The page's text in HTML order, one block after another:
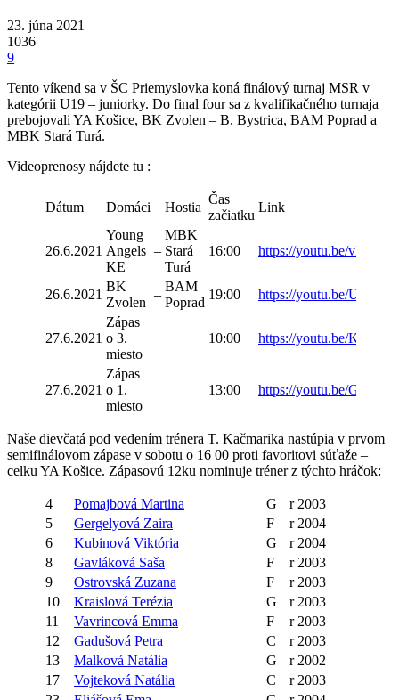
23. júna 2021
1036
9
Tento víkend sa v ŠC Priemyslovka koná finálový turnaj MSR v
kategórii U19 – juniorky. Do final four sa z kvalifikačného turnaja
prebojovali YA Košice, BK Zvolen – B. Bystrica, BAM Poprad a
MBK Stará Turá.
Videoprenosy nájdete tu :
Dátum Domáci Hostia
Čas
začiatku
Link
26.6.2021
Young
Angels
KE
–
MBK
Stará
Turá
16:00 https://youtu.be/
26.6.2021
BK
Zvolen
–
BAM
Poprad
19:00 https://youtu.be/UFyIc-
27.6.2021
Zápas
o 3.
miesto
10:00 https://youtu.be/
27.6.2021
Zápas
o 1.
miesto
13:00 https://youtu.be/
Naše dievčatá pod vedením trénera T. Kačmarika nastúpia v prvom
semifinálovom zápase v sobotu o 16 00 proti favoritovi súťaže –
celku YA Košice. Zápasovú 12ku nominuje tréner z týchto hráčok:
4 Pomajbová Martina G
r 2003
5
Gergelyová Zaira F
r 2004
6
Kubinová Viktória G
r 2004
8
Gavláková Saša F
r 2003
9
Ostrovská Zuzana F
r 2003
10
Kraislová Terézia G
r 2003
11
Vavrincová Emma F
r 2003
12
Gadušová Petra C
r 2003
13
Malková Natália G
r 2002
17
Vojteková Natália C
r 2003